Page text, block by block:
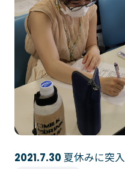
CGクリエーター科
スポーツビジネス科
こども科
東京エアトラベ
英語キャリア科
ホテル科
ブライダル科
キャリア支援
2021.7.30 夏休みに突